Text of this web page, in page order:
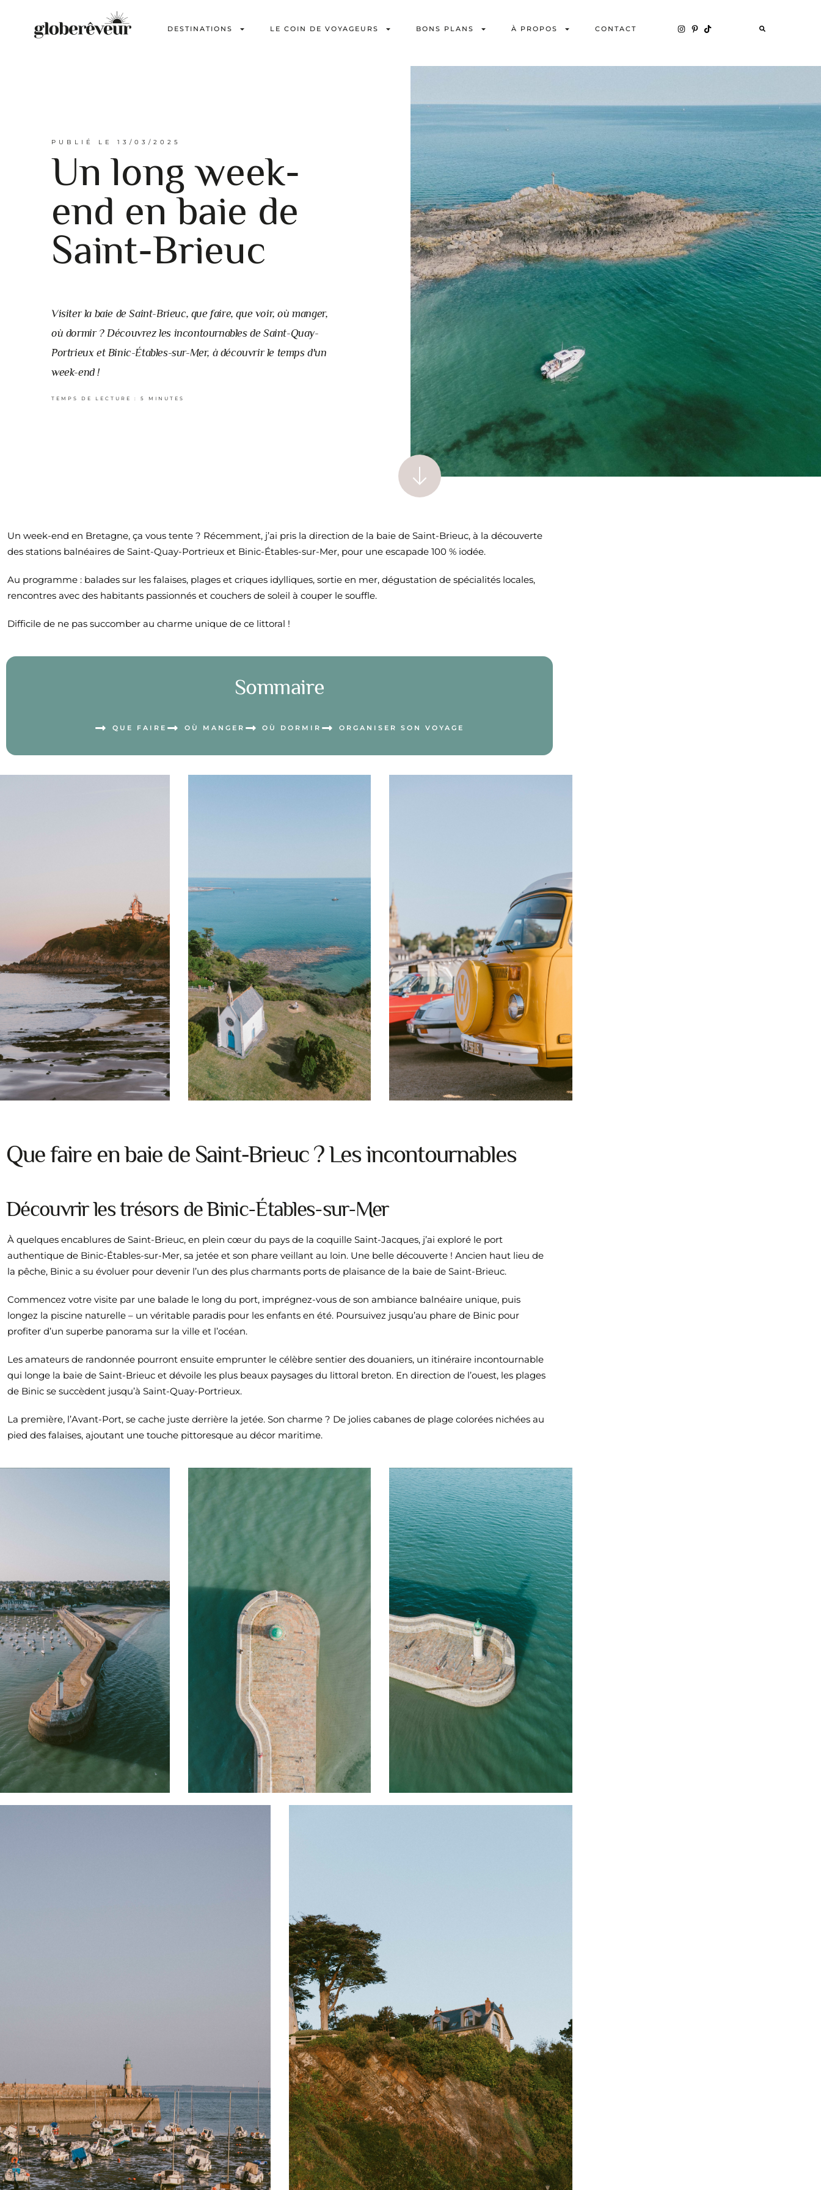
DESTINATIONS LE COIN DE VOYAGEURS BONS PLANS À PROPOS CONTACT
PUBLIÉ LE 13/03/2025
Un long week-
end en baie de
Saint-Brieuc
Visiter la baie de Saint-Brieuc, que faire, que voir, où manger,
où dormir ? Découvrez les incontournables de Saint-Quay-
Portrieux et Binic-Étables-sur-Mer, à découvrir le temps d'un
week-end !
Un week-end en Bretagne, ça vous tente ? Récemment, j’ai pris la direction de la baie de Saint-Brieuc, à la découverte
des stations balnéaires de Saint-Quay-Portrieux et Binic-Étables-sur-Mer, pour une escapade 100 % iodée.
Au programme : balades sur les falaises, plages et criques idylliques, sortie en mer, dégustation de spécialités locales,
rencontres avec des habitants passionnés et couchers de soleil à couper le souffle.
Difficile de ne pas succomber au charme unique de ce littoral !
Sommaire
QUE FAIRE OÙ MANGER OÙ DORMIR ORGANISER SON VOYAGE
Que faire en baie de Saint-Brieuc ? Les incontournables
Découvrir les trésors de Binic-Étables-sur-Mer
À quelques encablures de Saint-Brieuc, en plein cœur du pays de la coquille Saint-Jacques, j’ai exploré le port
authentique de Binic-Étables-sur-Mer, sa jetée et son phare veillant au loin. Une belle découverte ! Ancien haut lieu de
la pêche, Binic a su évoluer pour devenir l’un des plus charmants ports de plaisance de la baie de Saint-Brieuc.
Commencez votre visite par une balade le long du port, imprégnez-vous de son ambiance balnéaire unique, puis
longez la piscine naturelle – un véritable paradis pour les enfants en été. Poursuivez jusqu’au phare de Binic pour
profiter d’un superbe panorama sur la ville et l’océan.
Les amateurs de randonnée pourront ensuite emprunter le célèbre sentier des douaniers, un itinéraire incontournable
qui longe la baie de Saint-Brieuc et dévoile les plus beaux paysages du littoral breton. En direction de l’ouest, les plages
de Binic se succèdent jusqu’à Saint-Quay-Portrieux.
La première, l’Avant-Port, se cache juste derrière la jetée. Son charme ? De jolies cabanes de plage colorées nichées au
pied des falaises, ajoutant une touche pittoresque au décor maritime.